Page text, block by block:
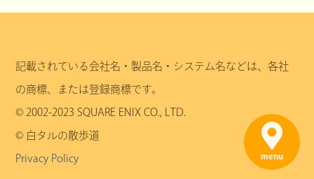
menu
記載されている会社名・製品名・システム名などは、各社
の商標、または登録商標です。
© 2002-2023 SQUARE ENIX CO., LTD.
© 白タルの散歩道
Privacy Policy